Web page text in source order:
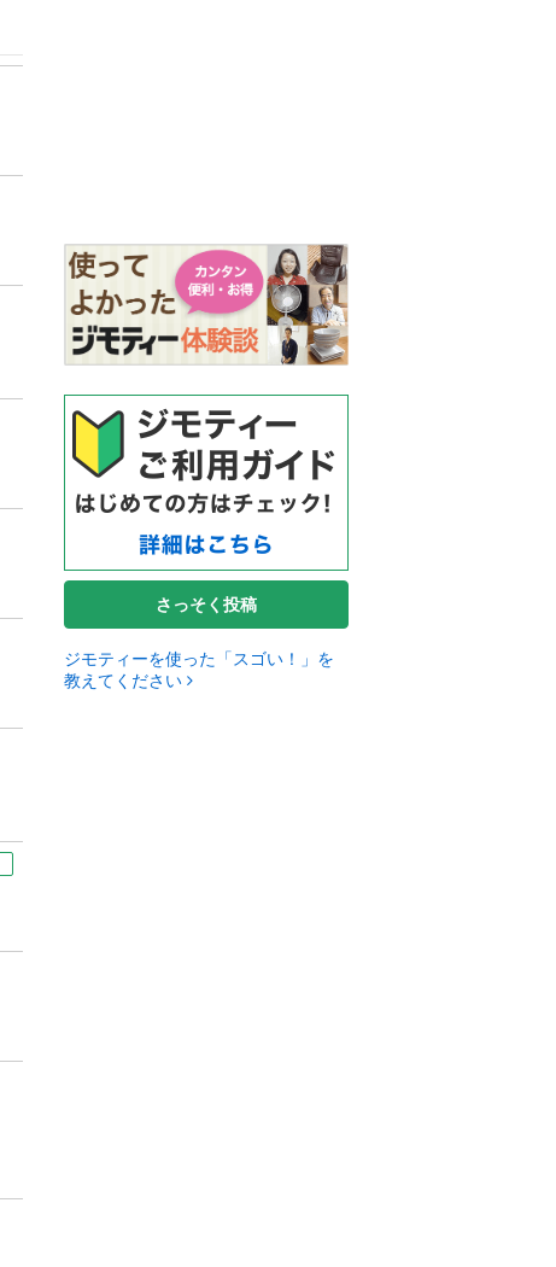
さっそく投稿
ジモティーを使った「スゴい！」を
教えてください